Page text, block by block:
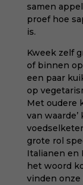
samen
proef hoe
is.
Kweek zelf
of binnen
een paar
op
Met oudere
van
grote rol
Italianen en
het woord
vinden